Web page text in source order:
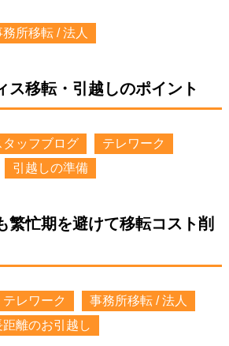
務所移転 / 法人
ス移転・引越しのポイント
タッフブログ
テレワーク
引越しの準備
繁忙期を避けて移転コスト削
テレワーク
事務所移転 / 法人
距離のお引越し